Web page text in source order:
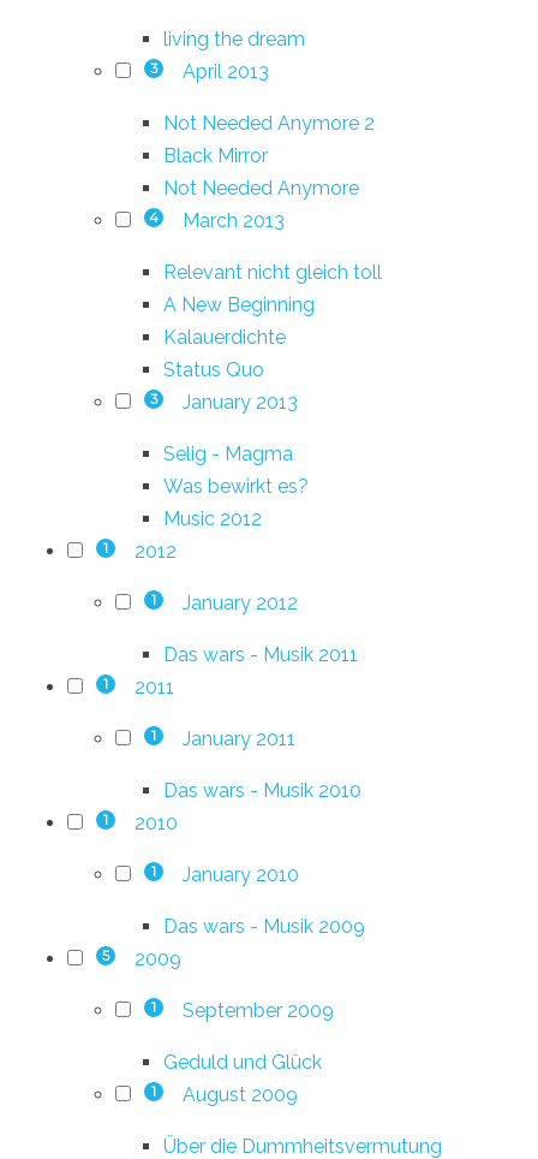
living the dream
3 April 2013
Not Needed Anymore 2
Black Mirror
Not Needed Anymore
4 March 2013
Relevant nicht gleich toll
A New Beginning
Kalauerdichte
Status Quo
3 January 2013
Selig - Magma
Was bewirkt es?
Music 2012
1 2012
1 January 2012
Das wars - Musik 2011
1 2011
1 January 2011
Das wars - Musik 2010
1 2010
1 January 2010
Das wars - Musik 2009
5 2009
1 September 2009
Geduld und Glück
1 August 2009
Über die Dummheitsvermutung